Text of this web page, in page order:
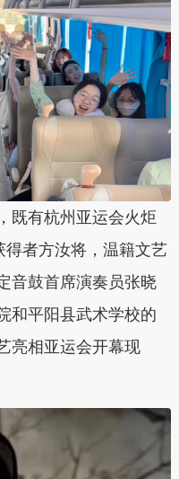
有杭州亚运会火炬
得者方汝将，温籍文艺
音鼓首席演奏员张晓
和平阳县武术学校的
亮相亚运会开幕现